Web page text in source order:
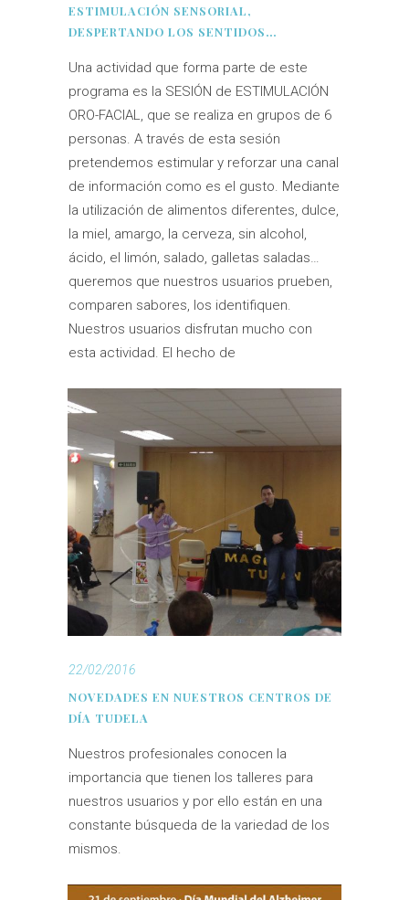
ESTIMULACIÓN SENSORIAL,
DESPERTANDO LOS SENTIDOS…
Una actividad que forma parte de este
programa es la SESIÓN de ESTIMULACIÓN
ORO-FACIAL, que se realiza en grupos de 6
personas. A través de esta sesión
pretendemos estimular y reforzar una canal
de información como es el gusto. Mediante
la utilización de alimentos diferentes, dulce,
la miel, amargo, la cerveza, sin alcohol,
ácido, el limón, salado, galletas saladas…
queremos que nuestros usuarios prueben,
comparen sabores, los identifiquen.
Nuestros usuarios disfrutan mucho con
esta actividad. El hecho de
22/02/2016
NOVEDADES EN NUESTROS CENTROS DE
DÍA TUDELA
Nuestros profesionales conocen la
importancia que tienen los talleres para
nuestros usuarios y por ello están en una
constante búsqueda de la variedad de los
mismos.